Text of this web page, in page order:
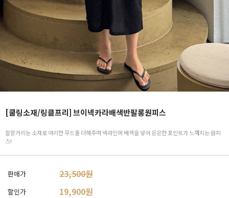
[쿨링소재/링클프리] 브이넥카라배색반팔롱원피스
찰랑거리는 소재로 여리한 무드를 더해주며 넥라인에 배색을 넣어 은은한 포인트가 느껴지는 원피
스!
판매가 23,500원
할인가 19,900원